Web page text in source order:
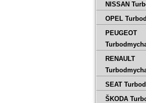
NISSAN
OPEL
PEUGEOT
RENAULT
SEAT
ŠKODA